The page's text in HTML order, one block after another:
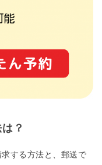
？
する方法と、郵送で